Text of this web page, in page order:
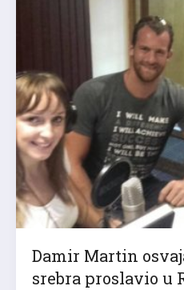
Damir Martin
srebra proslavio u